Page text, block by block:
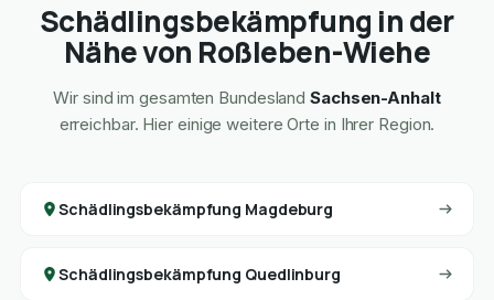
Schädlingsbekämpfung in der
Nähe von Roßleben-Wiehe
Wir sind im gesamten BundeslandSachsen-Anhalt
erreichbar. Hier einige weitere Orte in Ihrer Region.
Schädlingsbekämpfung Magdeburg
Schädlingsbekämpfung Quedlinburg